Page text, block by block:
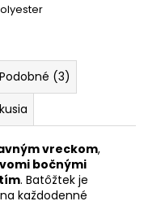
Podobné (3)
vreckom,
bočnými
. Batôžtek je
každodenné